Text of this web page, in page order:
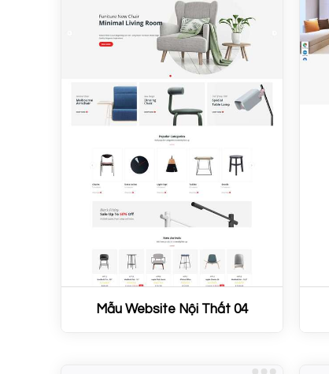
Mẫu Website Nội Thất 04